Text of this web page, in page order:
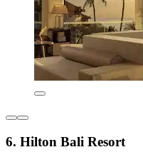
6. Hilton Bali Resort